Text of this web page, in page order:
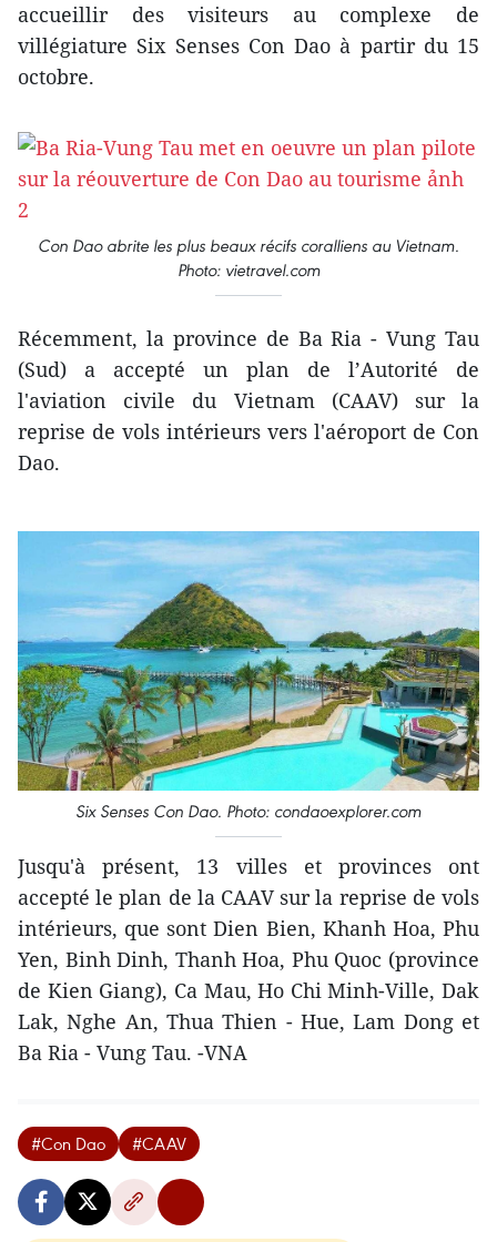
accueillir des visiteurs au complexe de
villégiature Six Senses Con Dao à partir du 15
octobre.
Con Dao abrite les plus beaux récifs coralliens au Vietnam.
Photo: vietravel.com
Récemment, la province de Ba Ria - Vung Tau
(Sud) a accepté un plan de l’Autorité de
l'aviation civile du Vietnam (CAAV) sur la
reprise de vols intérieurs vers l'aéroport de Con
Dao.
Six Senses Con Dao. Photo: condaoexplorer.com
Jusqu'à présent, 13 villes et provinces ont
accepté le plan de la CAAV sur la reprise de vols
intérieurs, que sont Dien Bien, Khanh Hoa, Phu
Yen, Binh Dinh, Thanh Hoa, Phu Quoc (province
de Kien Giang), Ca Mau, Ho Chi Minh-Ville, Dak
Lak, Nghe An, Thua Thien - Hue, Lam Dong et
Ba Ria - Vung Tau. -VNA
#Con Dao #CAAV